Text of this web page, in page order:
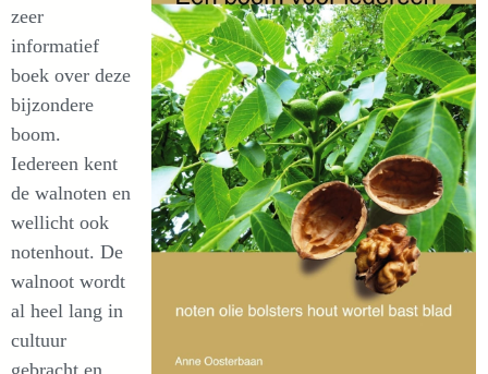
zeer
informatief
boek over deze
bijzondere
boom.
Iedereen kent
de walnoten en
wellicht ook
notenhout. De
walnoot wordt
al heel lang in
cultuur
gebracht en